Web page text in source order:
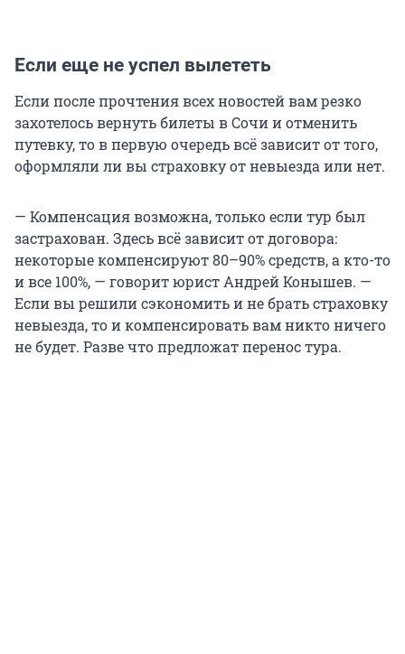
Если еще не успел вылететь
Если после прочтения всех новостей вам резко
захотелось вернуть билеты в Сочи и отменить
путевку, то в первую очередь всё зависит от того,
оформляли ли вы страховку от невыезда или нет.
— Компенсация возможна, только если тур был
застрахован. Здесь всё зависит от договора:
некоторые компенсируют 80–90% средств, а кто-то
и все 100%, — говорит юрист Андрей Конышев. —
Если вы решили сэкономить и не брать страховку
невыезда, то и компенсировать вам никто ничего
не будет. Разве что предложат перенос тура.